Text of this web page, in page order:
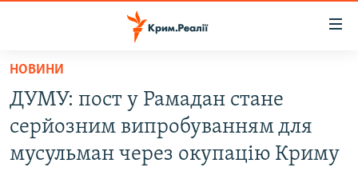
Перейти
основного
матеріалу
Перейти
до
ВОДА.КРИМ
ВІДЕО ТА ФОТО
НОВИНИ
ДУМУ: пост у Рамадан стане
серйозним випробуванням для
мусульман через окупацію Криму